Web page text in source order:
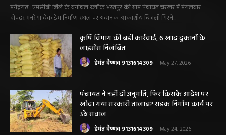
मनेंद्रगढ़। एमसीबी जिले के वनांचल ब्लॉक भरतपुर की ग्राम पंचायत चरखर में मंगलवार
दोपहर मनरेगा चेक डेम निर्माण स्थल पर अचानक आकाशीय बिजली गिरने...
कृषि विभाग की बड़ी कार्रवाई, 6 खाद दुकानों के
लाइसेंस निलंबित
हेमंत वैष्णव 9131614309 - May 27, 2026
पंचायत ने नहीं दी अनुमति, फिर किसके आदेश पर
खोदा गया सरकारी तालाब? सड़क निर्माण कार्य पर
उठे सवाल
हेमंत वैष्णव 9131614309 - May 24, 2026